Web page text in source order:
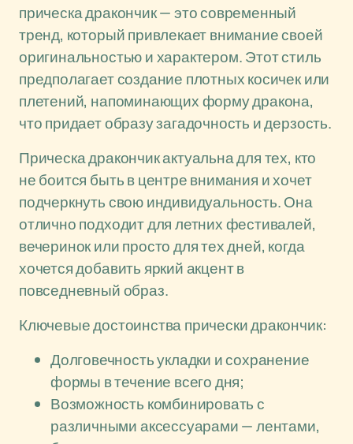
прическа дракончик — это современный
тренд, который привлекает внимание своей
оригинальностью и характером. Этот стиль
предполагает создание плотных косичек или
плетений, напоминающих форму дракона,
что придает образу загадочность и дерзость.
Прическа дракончик актуальна для тех, кто
не боится быть в центре внимания и хочет
подчеркнуть свою индивидуальность. Она
отлично подходит для летних фестивалей,
вечеринок или просто для тех дней, когда
хочется добавить яркий акцент в
повседневный образ.
Ключевые достоинства прически дракончик:
Долговечность укладки и сохранение
формы в течение всего дня;
Возможность комбинировать с
различными аксессуарами — лентами,